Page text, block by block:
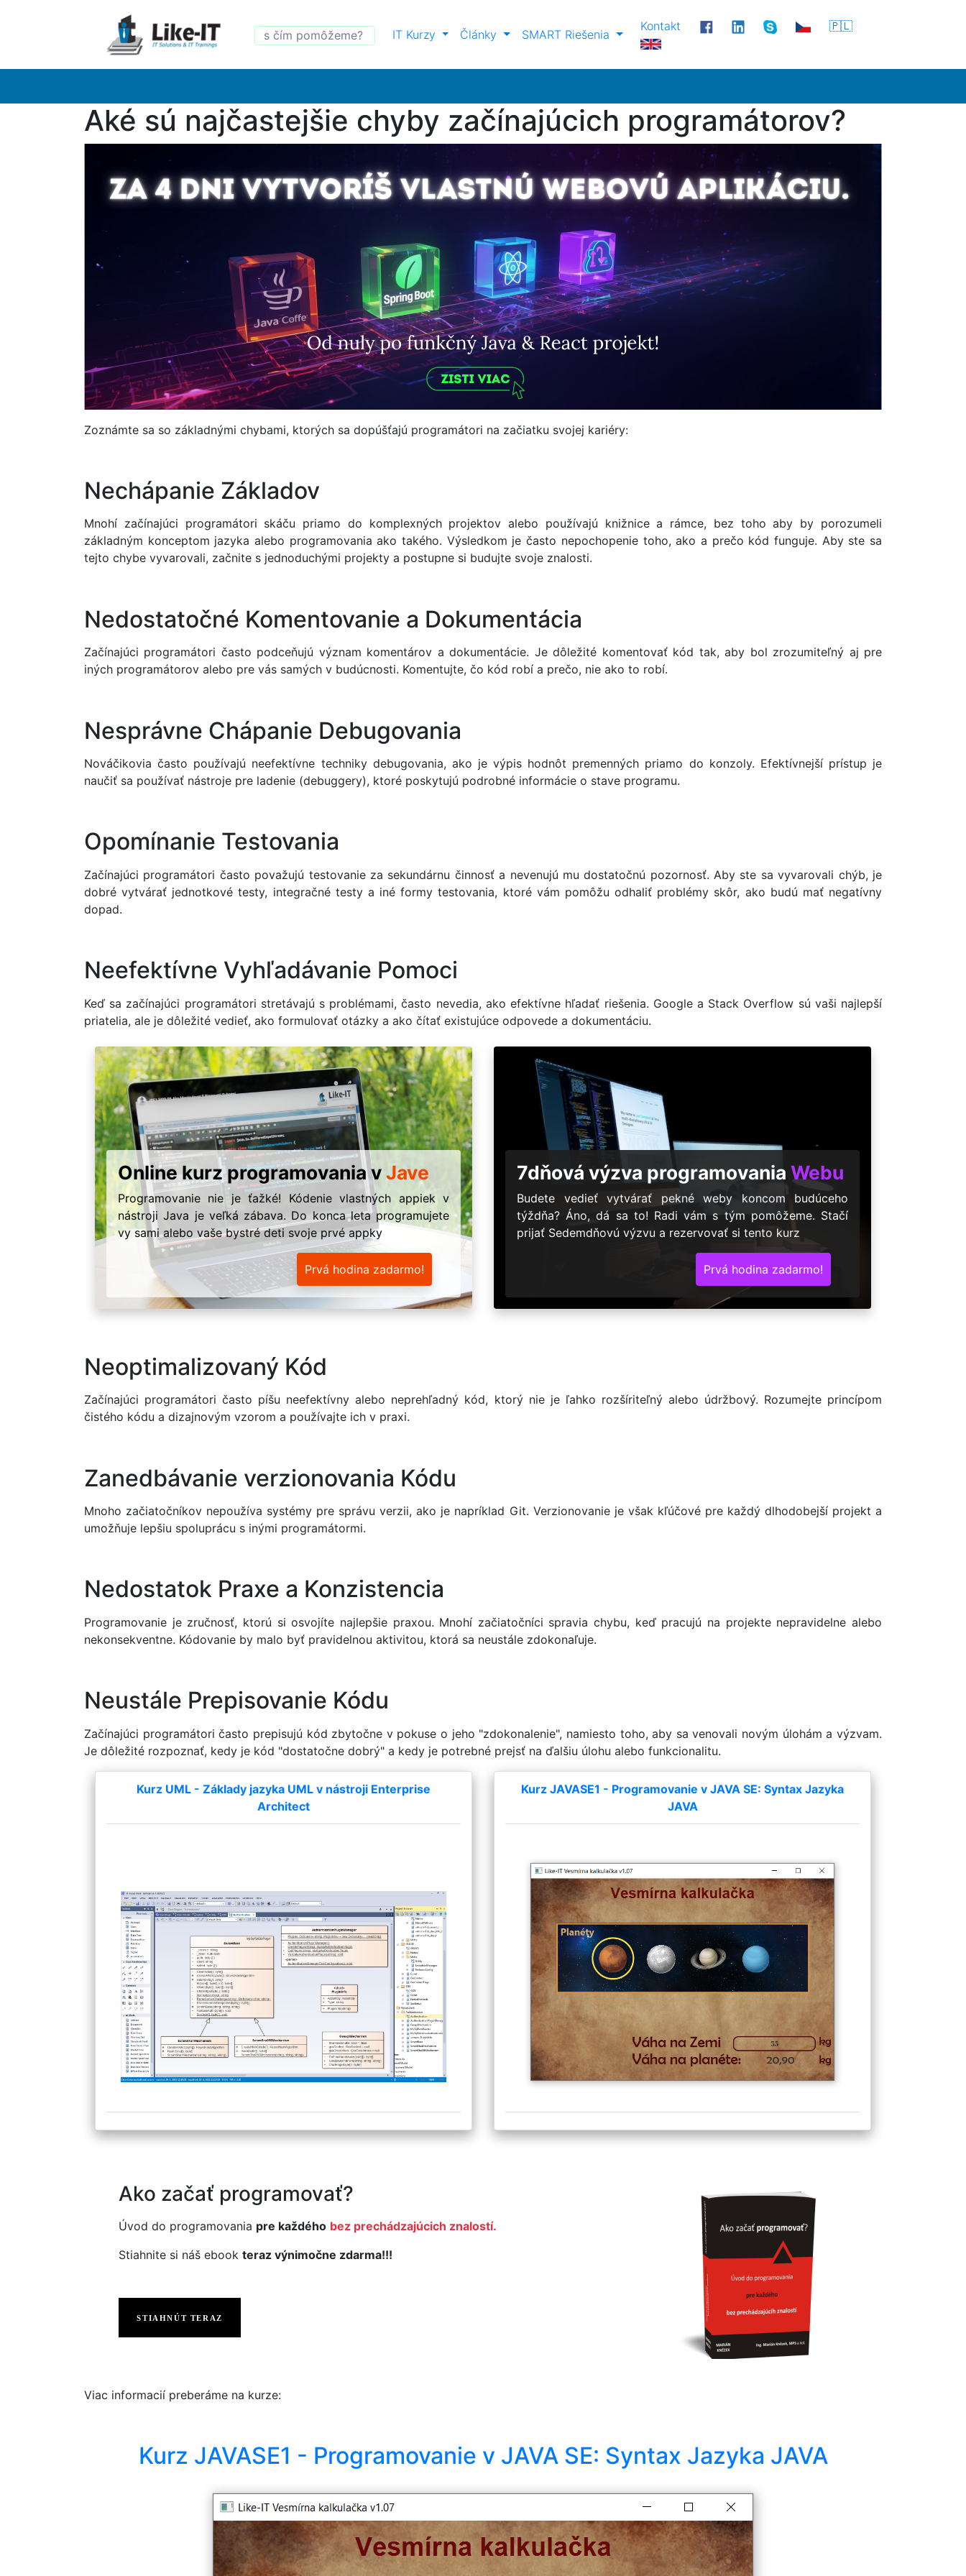
IT Kurzy Články SMART Riešenia
Kontakt 🇵🇱
Aké sú najčastejšie chyby začínajúcich programátorov?
Zoznámte sa so základnými chybami, ktorých sa dopúšťajú programátori na začiatku svojej kariéry:
Nechápanie Základov
Mnohí začínajúci programátori skáču priamo do komplexných projektov alebo používajú knižnice a rámce, bez toho aby by porozumeli
základným konceptom jazyka alebo programovania ako takého. Výsledkom je často nepochopenie toho, ako a prečo kód funguje. Aby ste sa
tejto chybe vyvarovali, začnite s jednoduchými projekty a postupne si budujte svoje znalosti.
Nedostatočné Komentovanie a Dokumentácia
Začínajúci programátori často podceňujú význam komentárov a dokumentácie. Je dôležité komentovať kód tak, aby bol zrozumiteľný aj pre
iných programátorov alebo pre vás samých v budúcnosti. Komentujte, čo kód robí a prečo, nie ako to robí.
Nesprávne Chápanie Debugovania
Nováčikovia často používajú neefektívne techniky debugovania, ako je výpis hodnôt premenných priamo do konzoly. Efektívnejší prístup je
naučiť sa používať nástroje pre ladenie (debuggery), ktoré poskytujú podrobné informácie o stave programu.
Opomínanie Testovania
Začínajúci programátori často považujú testovanie za sekundárnu činnosť a nevenujú mu dostatočnú pozornosť. Aby ste sa vyvarovali chýb, je
dobré vytvárať jednotkové testy, integračné testy a iné formy testovania, ktoré vám pomôžu odhaliť problémy skôr, ako budú mať negatívny
dopad.
Neefektívne Vyhľadávanie Pomoci
Keď sa začínajúci programátori stretávajú s problémami, často nevedia, ako efektívne hľadať riešenia. Google a Stack Overflow sú vaši najlepší
priatelia, ale je dôležité vedieť, ako formulovať otázky a ako čítať existujúce odpovede a dokumentáciu.
Online kurz programovania vJave
Programovanie nie je ťažké! Kódenie vlastných appiek v
nástroji Java je veľká zábava. Do konca leta programujete
vy sami alebo vaše bystré deti svoje prvé appky
Prvá hodina zadarmo!
7dňová výzva programovania Webu
Budete vedieť vytvárať pekné weby koncom budúceho
týždňa? Áno, dá sa to! Radi vám s tým pomôžeme. Stačí
prijať Sedemdňovú výzvu a rezervovať si tento kurz
Prvá hodina zadarmo!
Neoptimalizovaný Kód
Začínajúci programátori často píšu neefektívny alebo neprehľadný kód, ktorý nie je ľahko rozšíriteľný alebo údržbový. Rozumejte princípom
čistého kódu a dizajnovým vzorom a používajte ich v praxi.
Zanedbávanie verzionovania Kódu
Mnoho začiatočníkov nepoužíva systémy pre správu verzii, ako je napríklad Git. Verzionovanie je však kľúčové pre každý dlhodobejší projekt a
umožňuje lepšiu spoluprácu s inými programátormi.
Nedostatok Praxe a Konzistencia
Programovanie je zručnosť, ktorú si osvojíte najlepšie praxou. Mnohí začiatočníci spravia chybu, keď pracujú na projekte nepravidelne alebo
nekonsekventne. Kódovanie by malo byť pravidelnou aktivitou, ktorá sa neustále zdokonaľuje.
Neustále Prepisovanie Kódu
Začínajúci programátori často prepisujú kód zbytočne v pokuse o jeho "zdokonalenie", namiesto toho, aby sa venovali novým úlohám a výzvam.
Je dôležité rozpoznať, kedy je kód "dostatočne dobrý" a kedy je potrebné prejsť na ďalšiu úlohu alebo funkcionalitu.
Kurz UML - Základy jazyka UML v nástroji Enterprise
Architect
Kurz JAVASE1 - Programovanie v JAVA SE: Syntax Jazyka
JAVA
Ako začať programovať?
Úvod do programovania pre každého bez prechádzajúcich znalostí.
Stiahnite si náš ebook teraz výnimočne zdarma!!!
STIAHNÚT TERAZ
Viac informacií preberáme na kurze:
Kurz JAVASE1 - Programovanie v JAVA SE: Syntax Jazyka JAVA